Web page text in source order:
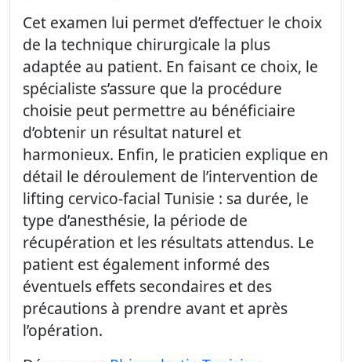
Cet examen lui permet d’effectuer le choix
de la technique chirurgicale la plus
adaptée au patient. En faisant ce choix, le
spécialiste s’assure que la procédure
choisie peut permettre au bénéficiaire
d’obtenir un résultat naturel et
harmonieux. Enfin, le praticien explique en
détail le déroulement de l’intervention de
lifting cervico-facial Tunisie : sa durée, le
type d’anesthésie, la période de
récupération et les résultats attendus. Le
patient est également informé des
éventuels effets secondaires et des
précautions à prendre avant et après
l’opération.